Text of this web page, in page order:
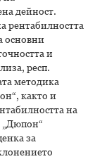
дейност.
рентабилността
основни
и
респ.
методика
както и
на
„Дюпон“
за